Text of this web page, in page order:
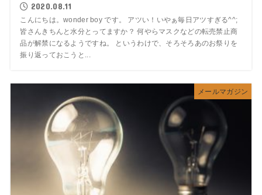
2020.08.11
こんにちは。wonder boy です。 アツい！いやぁ毎日アツすぎる^^;
皆さんきちんと水分とってますか？ 何やらマスクなどの転売禁止商
品が解禁になるようですね。 というわけで、そろそろあのお祭りを
振り返っておこうと...
メールマガジン